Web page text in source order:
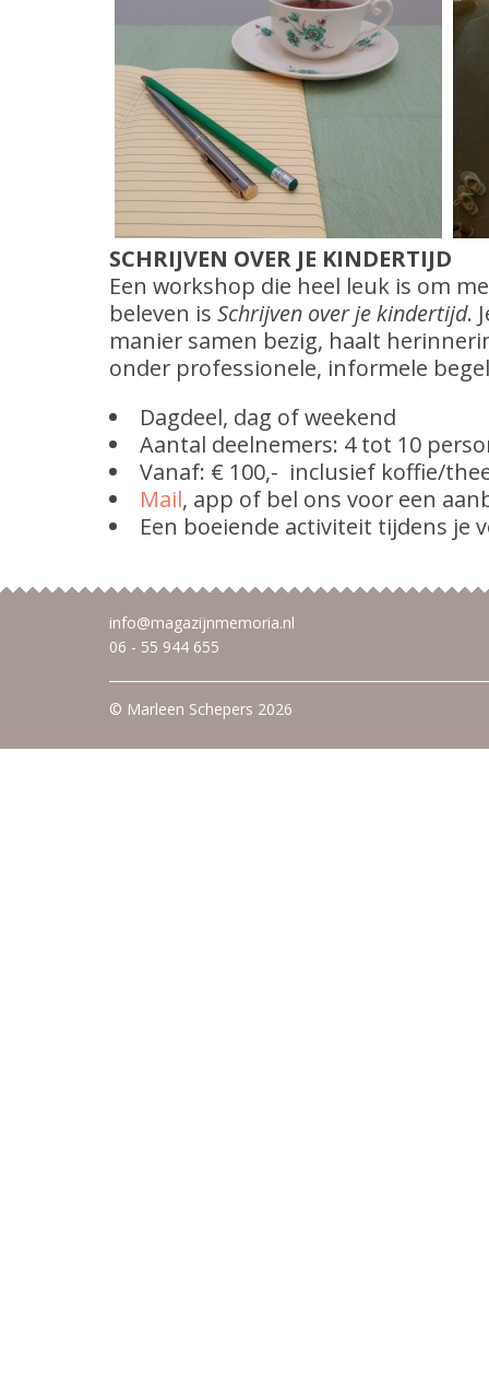
SCHRIJVEN OVER JE KINDERTIJD
Een workshop die heel leuk is om
beleven is Schrijven over je kindertijd.
manier samen bezig, haalt
onder professionele, informele
Dagdeel, dag of weekend
Aantal deelnemers: 4 tot 10
Vanaf: € 100,- inclusief koffie/
Mail, app of bel ons voor een
Een boeiende activiteit tijdens je
info@magazijnmemoria.nl
06 - 55 944 655
© Marleen Schepers 2026